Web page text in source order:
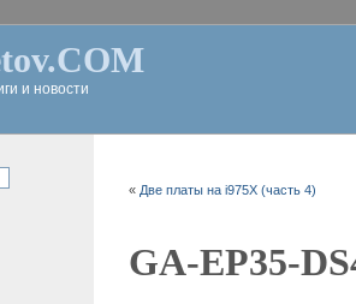
и новости
« Две платы на i975X (часть 4)
GA-EP35-